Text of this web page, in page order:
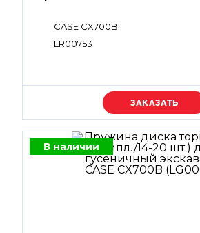
CASE CX700B
LR00753
Уточняйте цену
В наличии